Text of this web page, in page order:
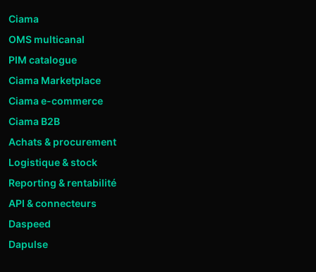
Ciama
OMS multicanal
PIM catalogue
Ciama Marketplace
Ciama e-commerce
Ciama B2B
Achats & procurement
Logistique & stock
Reporting & rentabilité
API & connecteurs
Daspeed
Dapulse